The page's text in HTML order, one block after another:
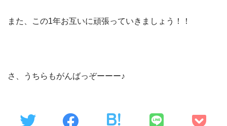
また、この1年お互いに頑張っていきましょう！！
さ、うちらもがんばっぞーーー♪